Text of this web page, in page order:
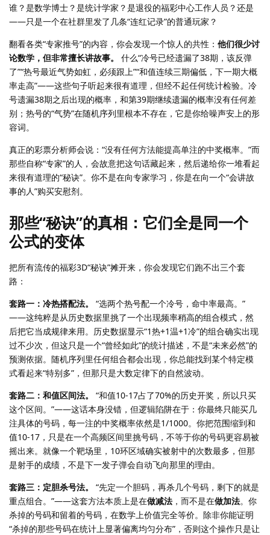
谁？是数学博士？是统计学家？是退役的福彩中心工作人员？还是
——只是一个在社群里发了几条“连红记录”的普通玩家？
翻看各类“专家推号”的内容，你会发现一个惊人的共性： 他们很少讨
论数学，但非常擅长讲故事。
什么“冷号已经遗漏了38期，该反弹
了”“热号最近气势如虹，必须跟上”“和值连续三期偏低，下一期大概
率走高”——这些句子听起来很有道理，但经不起任何统计检验。冷
号遗漏38期之后出现的概率，和第39期继续遗漏的概率没有任何差
别；热号的“气势”在随机序列里根本不存在，它是你给噪声安上的形
容词。
真正的彩票分析师会说：“没有任何方法能提高单注的中奖概率。”而
那些自称“专家”的人，会故意把这句话藏起来，然后递给你一堆看起
来很有道理的“秘诀”。你不是在向专家学习，你是在向一个“会讲故
事的人”购买安慰剂。
那些“秘诀”的真相：它们全是同一个
公式的变体
把所有流传的福彩3D“秘诀”摊开来，你会发现它们跑不出三个套
路：
套路一：冷热搭配法。
“选两个热号配一个冷号，命中率最高。”
——这纯粹是从历史数据里挑了一个出现频率稍高的组合模式，然
后把它当成规律来用。历史数据显示“1热+1温+1冷”的组合确实出现
过不少次，但这只是一个“曾经如此”的统计描述，不是“未来必然”的
预测依据。随机序列里任何组合都会出现，你总能找到某个特定模
式看起来“特别多”，但那只是大数定律下的自然波动。
套路二：和值区间法。
“和值10-17占了70%的历史开奖，所以只买
这个区间。”——这话本身没错，但逻辑陷阱在于：你最终只能买几
注具体的号码，每一注的中奖概率依然是1/1000。你把范围缩到和
值10-17，只是在一个高频区间里挑号码，不等于你的号码更容易被
摇出来。就像一个靶场里，10环区域确实被射中的次数最多，但那
是射手的成绩，不是下一发子弹会自动飞向那里的理由。
套路三：定胆杀号法。
“先定一个胆码，再杀几个号码，剩下的就是
重点组合。”——这套方法本质上是在做减法 ，而不是在做加法。你
杀掉的号码和留着的号码，在数学上价值完全等价。除非你能证明
“杀掉的那些号码在统计上显著偏离均匀分布”，否则这个操作只是让